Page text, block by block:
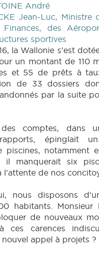
André
Jean-Luc, Ministre
des
sportives
la Wallonie s'est
un montant de 110
et 55 de prêts à
de 33 dossiers
par la suite
comptes, dans
épinglait
piscines, notamment
il manquerait six
l'attente de nos
nous disposons
habitants. Monsieur
de nouveaux
ces carences
appel à projets ?